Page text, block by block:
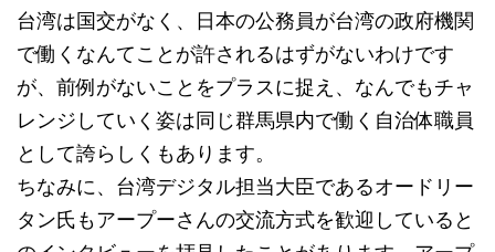
台湾は国交がなく、日本の公務員が台湾の政府機関
で働くなんてことが許されるはずがないわけです
が、前例がないことをプラスに捉え、なんでもチャ
レンジしていく姿は同じ群馬県内で働く自治体職員
として誇らしくもあります。
ちなみに、台湾デジタル担当大臣であるオードリー
タン氏もアープーさんの交流方式を歓迎していると